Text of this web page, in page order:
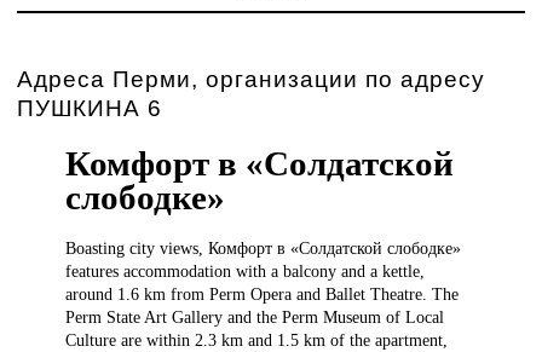
Адреса Перми, организации по адресу
ПУШКИНА 6
Комфорт в «Солдатской
слободке»
Boasting cityviews, Комфорт в «Солдатской слободке»
features accommodation with a balcony and a kettle,
around 1.6 km from Perm Opera and Ballet Theatre. The
Perm State Art Gallery and the Perm Museum of Local
Culture are within 2.3 km and 1.5 km of the apartment,